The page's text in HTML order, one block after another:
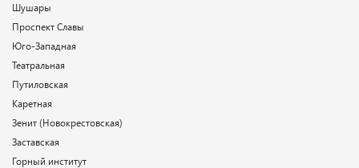
Шушары
Проспект Славы
Юго-Западная
Театральная
Путиловская
Каретная
Зенит (Новокрестовская)
Заставская
Горный институт